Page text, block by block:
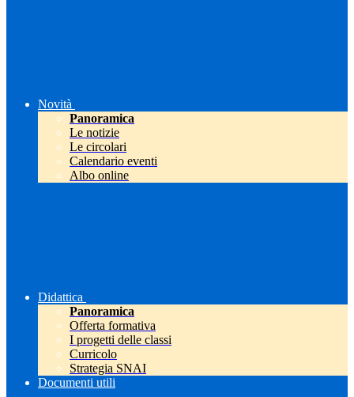
Novità
Panoramica
Le notizie
Le circolari
Calendario eventi
Albo online
Didattica
Panoramica
Offerta formativa
I progetti delle classi
Curricolo
Strategia SNAI
Documenti utili